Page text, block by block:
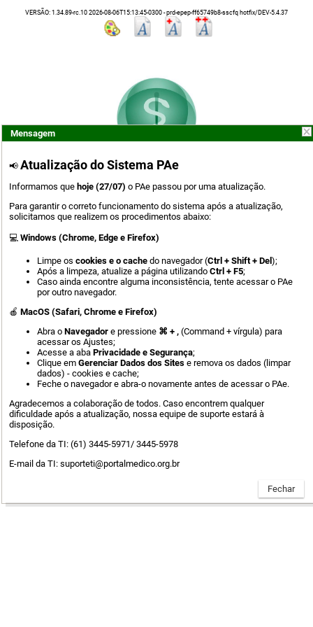
VERSÃO: 1.34.89-rc.10 2026-08-06T15:13:45-0300 - prd-epep-ff65749b8-sscfq hotfix/DEV-5.4.37
Entrar com
Login com Certificado
ou
Mensagem
📢 Atualização do Sistema PAe
Informamos que hoje (27/07) o PAe passou por uma atualização.
Para garantir o correto funcionamento do sistema após a atualização,
solicitamos que realizem os procedimentos abaixo:
💻 Windows (Chrome, Edge e Firefox)
Limpe os cookies e o cache do navegador (Ctrl + Shift + Del );
Após a limpeza, atualize a página utilizando Ctrl + F5;
Caso ainda encontre alguma inconsistência, tente acessar o PAe
por outro navegador.
🍎 MacOS (Safari, Chrome e Firefox)
Abra o Navegador e pressione ⌘ + , (Command + vírgula) para
acessar os Ajustes;
Acesse a aba Privacidade e Segurança;
Clique em Gerenciar Dados dos Sites e remova os dados (limpar
dados) - cookies e cache;
Feche o navegador e abra-o novamente antes de acessar o PAe.
Agradecemos a colaboração de todos. Caso encontrem qualquer
dificuldade após a atualização, nossa equipe de suporte estará à
disposição.
Telefone da TI: (61) 3445-5971/ 3445-5978
E-mail da TI: suporteti@portalmedico.org.br